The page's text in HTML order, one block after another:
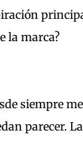
la marca?
siempre
parecer.